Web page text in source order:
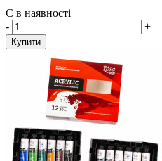
Є в наявності
-
+
Купити